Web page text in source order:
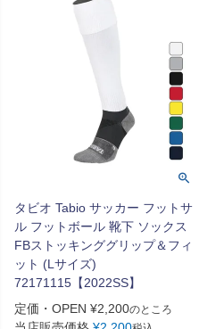
タビオ Tabio サッカー フットサ
ル フットボール 靴下 ソックス
FBストッキンググリップ＆フィ
ット (Lサイズ)
72171115【2022SS】
定価・OPEN ¥2,200のところ